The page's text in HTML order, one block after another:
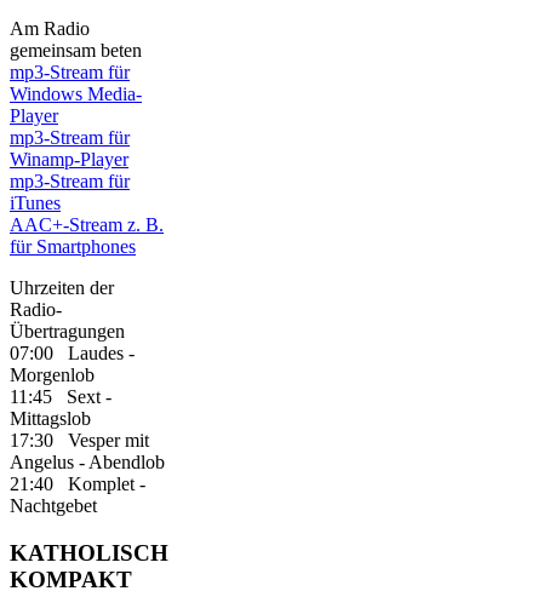
Am Radio
gemeinsam beten
mp3-Stream für
Windows Media-
Player
mp3-Stream für
Winamp-Player
mp3-Stream für
iTunes
AAC+-Stream z. B.
für Smartphones
Uhrzeiten der
Radio-
Übertragungen
07:00 Laudes -
Morgenlob
11:45 Sext -
Mittagslob
17:30 Vesper mit
Angelus - Abendlob
21:40 Komplet -
Nachtgebet
KATHOLISCH
KOMPAKT